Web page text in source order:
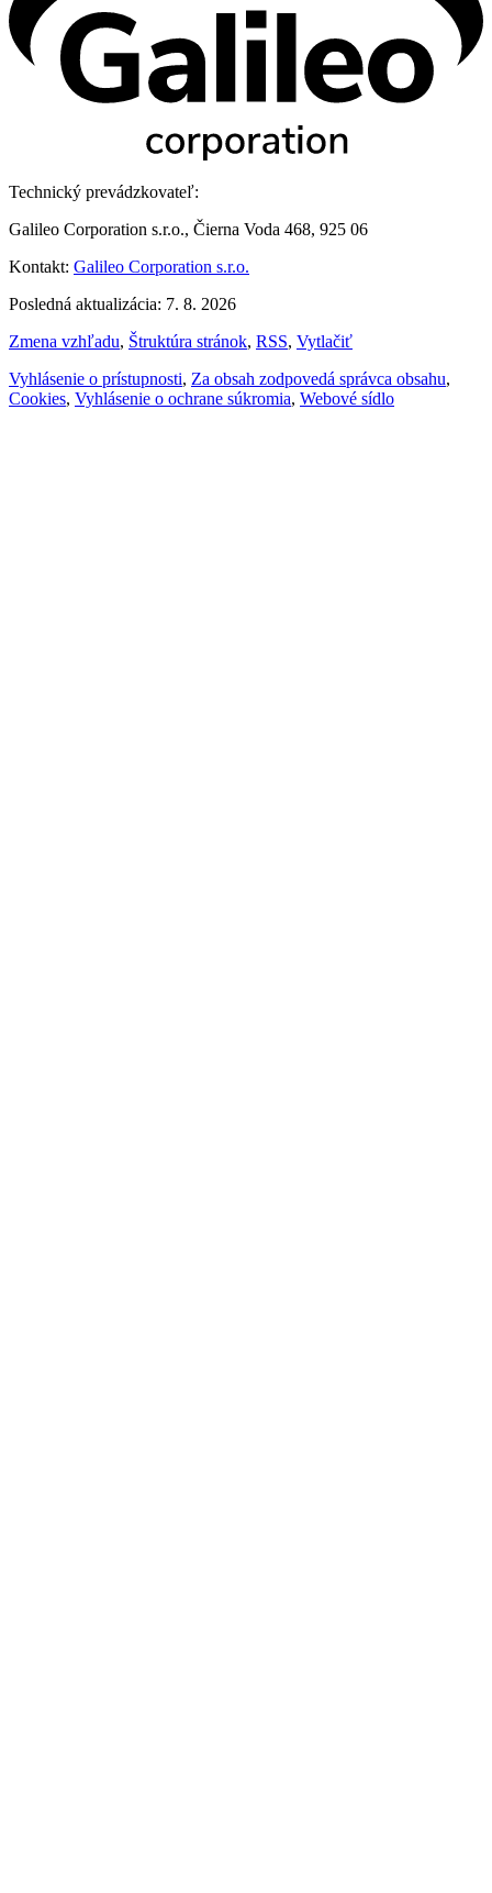
Technický prevádzkovateľ:
Galileo Corporation s.r.o., Čierna Voda 468, 925 06
Kontakt: Galileo Corporation s.r.o.
Posledná aktualizácia: 7. 8. 2026
Zmena vzhľadu, Štruktúra stránok, RSS, Vytlačiť
Vyhlásenie o prístupnosti, Za obsah zodpovedá správca obsahu,
Cookies, Vyhlásenie o ochrane súkromia, Webové sídlo